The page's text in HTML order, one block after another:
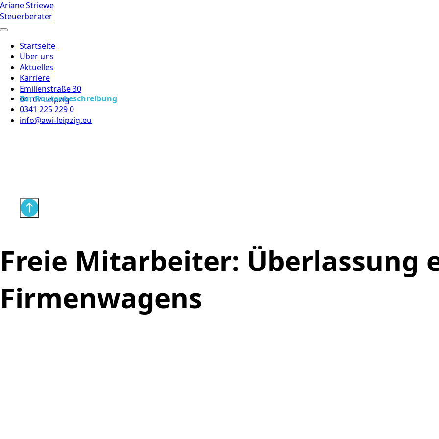
Ariane Striewe
Steuerberater
Startseite
Über uns
Aktuelles
Karriere
Emilienstraße 30
04107 Leipzig
Zur Routenbeschreibung
0341 225 229 0
info@awi-leipzig.eu
Freie Mitarbeiter: Überlassung
Firmenwagens